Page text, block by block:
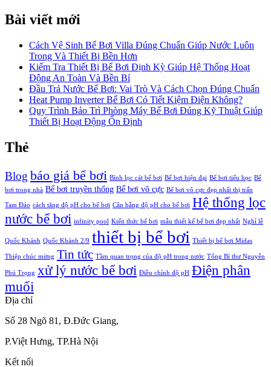
Bài viết mới
Cách Vệ Sinh Bể Bơi Villa Đúng Chuẩn Giúp Nước Luôn
Trong Và Thiết Bị Bền Hơn
Kiểm Tra Thiết Bị Bể Bơi Định Kỳ Giúp Hệ Thống Hoạt
Động An Toàn Và Bền Bỉ
Đầu Trả Nước Bể Bơi: Vai Trò Và Cách Chọn Đúng Chuẩn
Heat Pump Inverter Bể Bơi Có Tiết Kiệm Điện Không?
Quy Trình Bảo Trì Phòng Máy Bể Bơi Đúng Kỹ Thuật Giúp
Thiết Bị Hoạt Động Ổn Định
Thẻ
Blog báo giá bể bơi Bình lọc cát bể bơi Bể bơi hiện đại Bể bơi tiểu học Bể
bơi trong nhà Bể bơi truyền thống Bể bơi vô cực Bể bơi vô cực đẹp nhất thị trấn
Tam Đảo cách tăng độ pH cho bể bơi Cân bằng độ pH cho bể bơi Hệ thống lọc
nước bể bơi infinity pool Kiến thức bể bơi mẫu thiết kế bể bơi đẹp nhất Nghỉ lễ
Quốc Khánh Quốc Khánh 2/9 thiết bị bể bơi Thiết bị bể bơi Midas
Thiệp chúc mừng Tin tức Tầm quan trọng của độ pH trong nước Tổng Bí thư Nguyễn
Phú Trọng xử lý nước bể bơi Điều chỉnh độ pH Điện phân
muối
Địa chỉ
Số 28 Ngõ 81, Đ.Đức Giang,
P.Việt Hưng, TP.Hà Nội
Kết nối